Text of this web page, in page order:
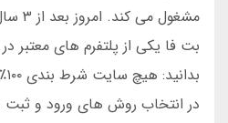
بت فا یکی از پلتفرم های معتبر
در انتخاب روش های ورود و ثبت